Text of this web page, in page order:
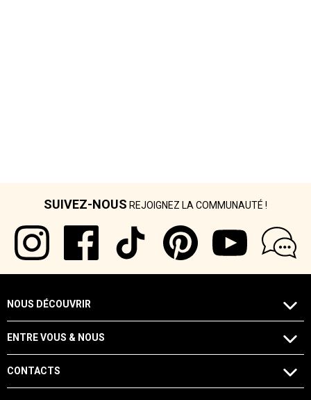
SUIVEZ-NOUS REJOIGNEZ LA COMMUNAUTÉ !
NOUS DÉCOUVRIR
ENTRE VOUS & NOUS
CONTACTS